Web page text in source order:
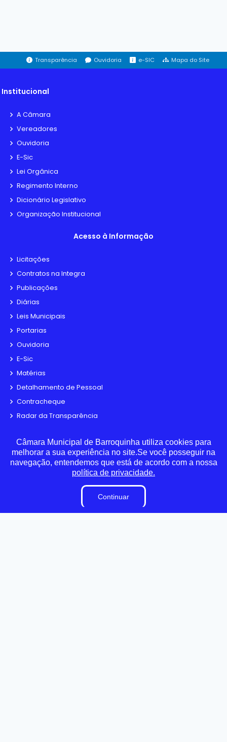
Transparência Ouvidoria e-SIC Mapa do Site
Institucional
A Câmara
Vereadores
Ouvidoria
E-Sic
Lei Orgânica
Regimento Interno
Dicionário Legislativo
Organização Institucional
Acesso à Informação
Licitações
Contratos na Integra
Publicações
Diárias
Leis Municipais
Portarias
Ouvidoria
E-Sic
Matérias
Detalhamento de Pessoal
Contracheque
Radar da Transparência
Estagiários
Perguntas e Respostas
Sigilo de Documentos
Fiscal de Contrato
Câmara Municipal de Barroquinha utiliza cookies para
melhorar a sua experiência no site.Se você posseguir na
navegação, entendemos que está de acordo com a nossa
política de privacidade.
Continuar